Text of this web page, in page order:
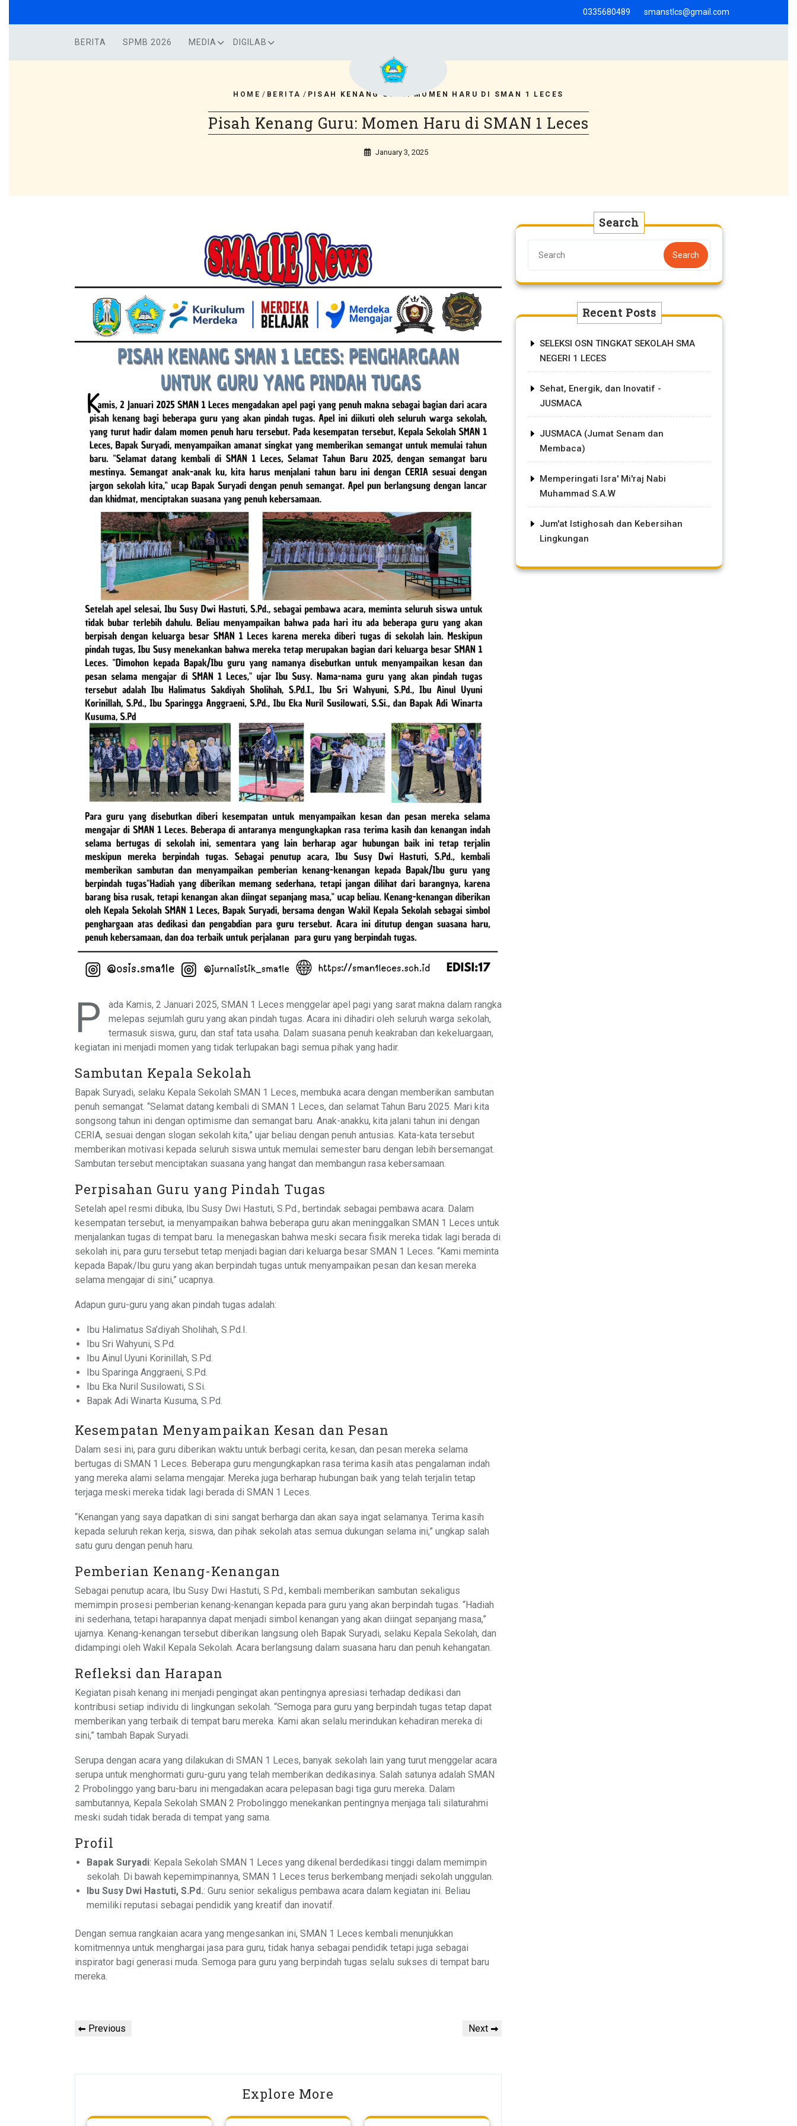
0335680489 smanstlcs@gmail.com
BERITA SPMB 2026 MEDIA DIGILAB
HOME / BERITA / PISAH KENANG GURU: MOMEN HARU DI SMAN 1 LECES
Pisah Kenang Guru: Momen Haru di SMAN 1 Leces
January 3, 2025
P
ada Kamis, 2 Januari 2025, SMAN 1 Leces menggelar apel pagi yang sarat makna dalam rangka
melepas sejumlah guru yang akan pindah tugas. Acara ini dihadiri oleh seluruh warga sekolah,
termasuk siswa, guru, dan staf tata usaha. Dalam suasana penuh keakraban dan kekeluargaan,
kegiatan ini menjadi momen yang tidak terlupakan bagi semua pihak yang hadir.
Sambutan Kepala Sekolah
Bapak Suryadi, selaku Kepala Sekolah SMAN 1 Leces, membuka acara dengan memberikan sambutan
penuh semangat. “Selamat datang kembali di SMAN 1 Leces, dan selamat Tahun Baru 2025. Mari kita
songsong tahun ini dengan optimisme dan semangat baru. Anak-anakku, kita jalani tahun ini dengan
CERIA, sesuai dengan slogan sekolah kita,” ujar beliau dengan penuh antusias. Kata-kata tersebut
memberikan motivasi kepada seluruh siswa untuk memulai semester baru dengan lebih bersemangat.
Sambutan tersebut menciptakan suasana yang hangat dan membangun rasa kebersamaan.
Perpisahan Guru yang Pindah Tugas
Setelah apel resmi dibuka, Ibu Susy Dwi Hastuti, S.Pd., bertindak sebagai pembawa acara. Dalam
kesempatan tersebut, ia menyampaikan bahwa beberapa guru akan meninggalkan SMAN 1 Leces untuk
menjalankan tugas di tempat baru. Ia menegaskan bahwa meski secara fisik mereka tidak lagi berada di
sekolah ini, para guru tersebut tetap menjadi bagian dari keluarga besar SMAN 1 Leces. “Kami meminta
kepada Bapak/Ibu guru yang akan berpindah tugas untuk menyampaikan pesan dan kesan mereka
selama mengajar di sini,” ucapnya.
Adapun guru-guru yang akan pindah tugas adalah:
Ibu Halimatus Sa’diyah Sholihah, S.Pd.I.
Ibu Sri Wahyuni, S.Pd.
Ibu Ainul Uyuni Korinillah, S.Pd.
Ibu Sparinga Anggraeni, S.Pd.
Ibu Eka Nuril Susilowati, S.Si.
Bapak Adi Winarta Kusuma, S.Pd.
Kesempatan Menyampaikan Kesan dan Pesan
Dalam sesi ini, para guru diberikan waktu untuk berbagi cerita, kesan, dan pesan mereka selama
bertugas di SMAN 1 Leces. Beberapa guru mengungkapkan rasa terima kasih atas pengalaman indah
yang mereka alami selama mengajar. Mereka juga berharap hubungan baik yang telah terjalin tetap
terjaga meski mereka tidak lagi berada di SMAN 1 Leces.
“Kenangan yang saya dapatkan di sini sangat berharga dan akan saya ingat selamanya. Terima kasih
kepada seluruh rekan kerja, siswa, dan pihak sekolah atas semua dukungan selama ini,” ungkap salah
satu guru dengan penuh haru.
Pemberian Kenang-Kenangan
Sebagai penutup acara, Ibu Susy Dwi Hastuti, S.Pd., kembali memberikan sambutan sekaligus
memimpin prosesi pemberian kenang-kenangan kepada para guru yang akan berpindah tugas. “Hadiah
ini sederhana, tetapi harapannya dapat menjadi simbol kenangan yang akan diingat sepanjang masa,”
ujarnya. Kenang-kenangan tersebut diberikan langsung oleh Bapak Suryadi, selaku Kepala Sekolah, dan
didampingi oleh Wakil Kepala Sekolah. Acara berlangsung dalam suasana haru dan penuh kehangatan.
Refleksi dan Harapan
Kegiatan pisah kenang ini menjadi pengingat akan pentingnya apresiasi terhadap dedikasi dan
kontribusi setiap individu di lingkungan sekolah. “Semoga para guru yang berpindah tugas tetap dapat
memberikan yang terbaik di tempat baru mereka. Kami akan selalu merindukan kehadiran mereka di
sini,” tambah Bapak Suryadi.
Serupa dengan acara yang dilakukan di SMAN 1 Leces, banyak sekolah lain yang turut menggelar acara
serupa untuk menghormati guru-guru yang telah memberikan dedikasinya. Salah satunya adalah SMAN
2 Probolinggo yang baru-baru ini mengadakan acara pelepasan bagi tiga guru mereka. Dalam
sambutannya, Kepala Sekolah SMAN 2 Probolinggo menekankan pentingnya menjaga tali silaturahmi
meski sudah tidak berada di tempat yang sama.
Profil
Bapak Suryadi: Kepala Sekolah SMAN 1 Leces yang dikenal berdedikasi tinggi dalam memimpin
sekolah. Di bawah kepemimpinannya, SMAN 1 Leces terus berkembang menjadi sekolah unggulan.
Ibu Susy Dwi Hastuti, S.Pd.: Guru senior sekaligus pembawa acara dalam kegiatan ini. Beliau
memiliki reputasi sebagai pendidik yang kreatif dan inovatif.
Dengan semua rangkaian acara yang mengesankan ini, SMAN 1 Leces kembali menunjukkan
komitmennya untuk menghargai jasa para guru, tidak hanya sebagai pendidik tetapi juga sebagai
inspirator bagi generasi muda. Semoga para guru yang berpindah tugas selalu sukses di tempat baru
mereka.
Post
Previous
Previous
Next
Next
Explore More
Search
Search
Recent Posts
SELEKSI OSN TINGKAT SEKOLAH SMA
NEGERI 1 LECES
Sehat, Energik, dan Inovatif -
JUSMACA
JUSMACA (Jumat Senam dan
Membaca)
Memperingati Isra' Mi'raj Nabi
Muhammad S.A.W
Jum'at Istighosah dan Kebersihan
Lingkungan